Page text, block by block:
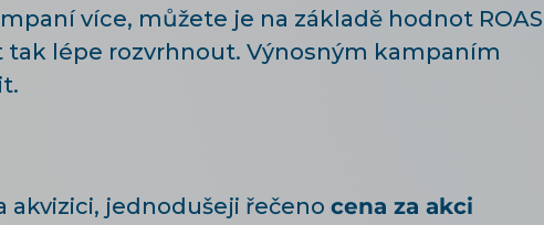
více, můžete je na základě hodnot ROAS
lépe rozvrhnout. Výnosným kampaním
akvizici, jednodušeji řečeno cena za akci